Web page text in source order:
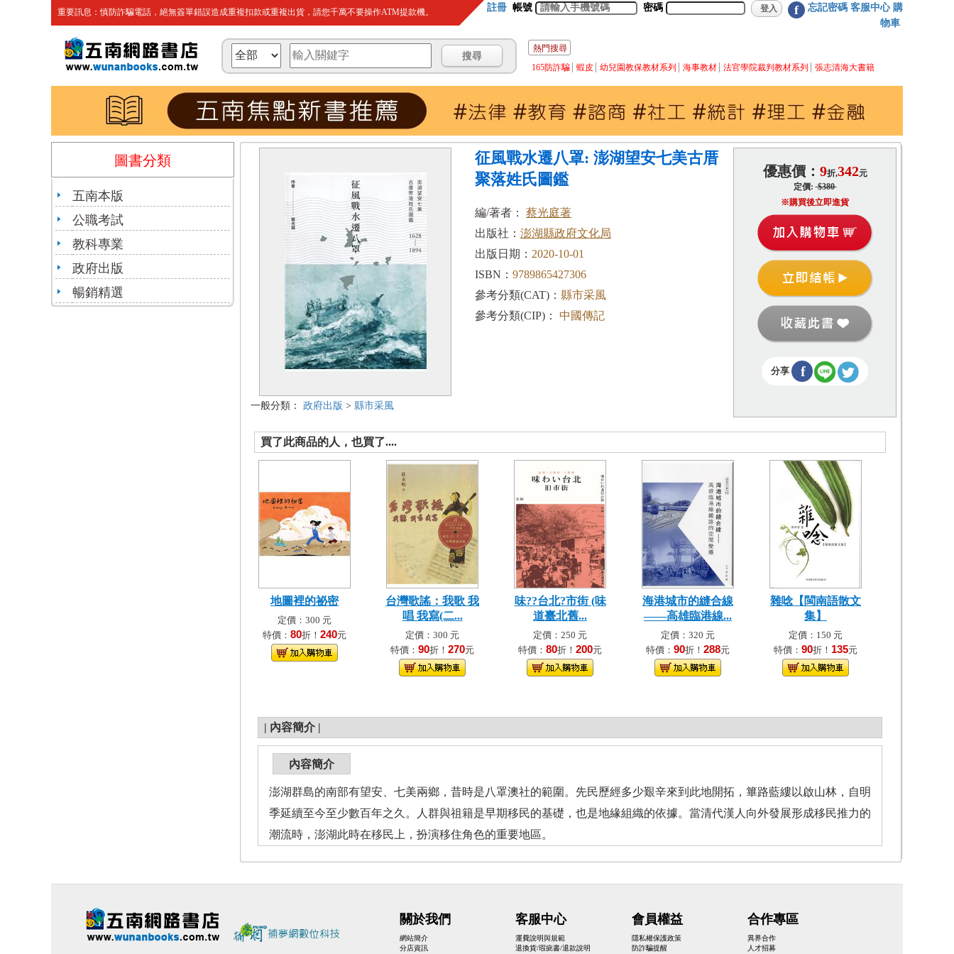
重要訊息：慎防詐騙電話，絕無簽單錯誤造成重複扣款或重複出貨，請您千萬不要操作ATM提款機。 註冊 帳號 密碼 f 忘記密碼 客服中心 購
物車
熱門搜尋
165防詐騙
蝦皮 幼兒園教保教材系列 海事教材 法官學院裁判教材系列 張志清海大書籍
圖書分類
五南本版
公職考試
教科專業
政府出版
暢銷精選
一般分類： 政府出版 > 縣市采風
征風戰水遷八罩: 澎湖望安七美古厝
聚落姓氏圖鑑
編/著者： 蔡光庭著
出版社： 澎湖縣政府文化局
出版日期： 2020-10-01
ISBN： 9789865427306
參考分類(CAT)： 縣市采風
參考分類(CIP)：
中國傳記
優惠價： 9折,342元
定價:$380
※購買後立即進貨
分享 f
買了此商品的人，也買了....
地圖裡的祕密
定價：300 元
特價： 80折！ 240元
台灣歌謠：我歌 我
唱 我寫(二...
定價：300 元
特價： 90折！ 270元
味??台北?市街 (味
道臺北舊...
定價：250 元
特價： 80折！ 200元
海港城市的縫合線
——高雄臨港線...
定價：320 元
特價： 90折！ 288元
雜唸【閩南語散文
集】
定價：150 元
特價： 90折！ 135元
| 內容簡介 |
內容簡介
澎湖群島的南部有望安、七美兩鄉，昔時是八罩澳社的範圍。先民歷經多少艱辛來到此地開拓，篳路藍縷以啟山林，自明
季延續至今至少數百年之久。人群與祖籍是早期移民的基礎，也是地緣組織的依據。當清代漢人向外發展形成移民推力的
潮流時，澎湖此時在移民上，扮演移住角色的重要地區。
關於我們
網站簡介
分店資訊
客服中心
運費說明與規範
退換貨/瑕疵書/退款說明
會員權益
隱私權保護政策
防詐騙提醒
合作專區
異界合作
人才招募